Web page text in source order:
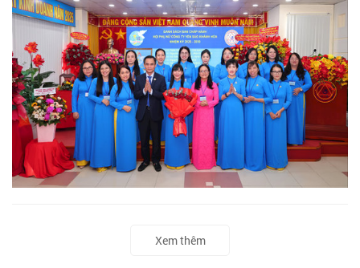
Xem thêm